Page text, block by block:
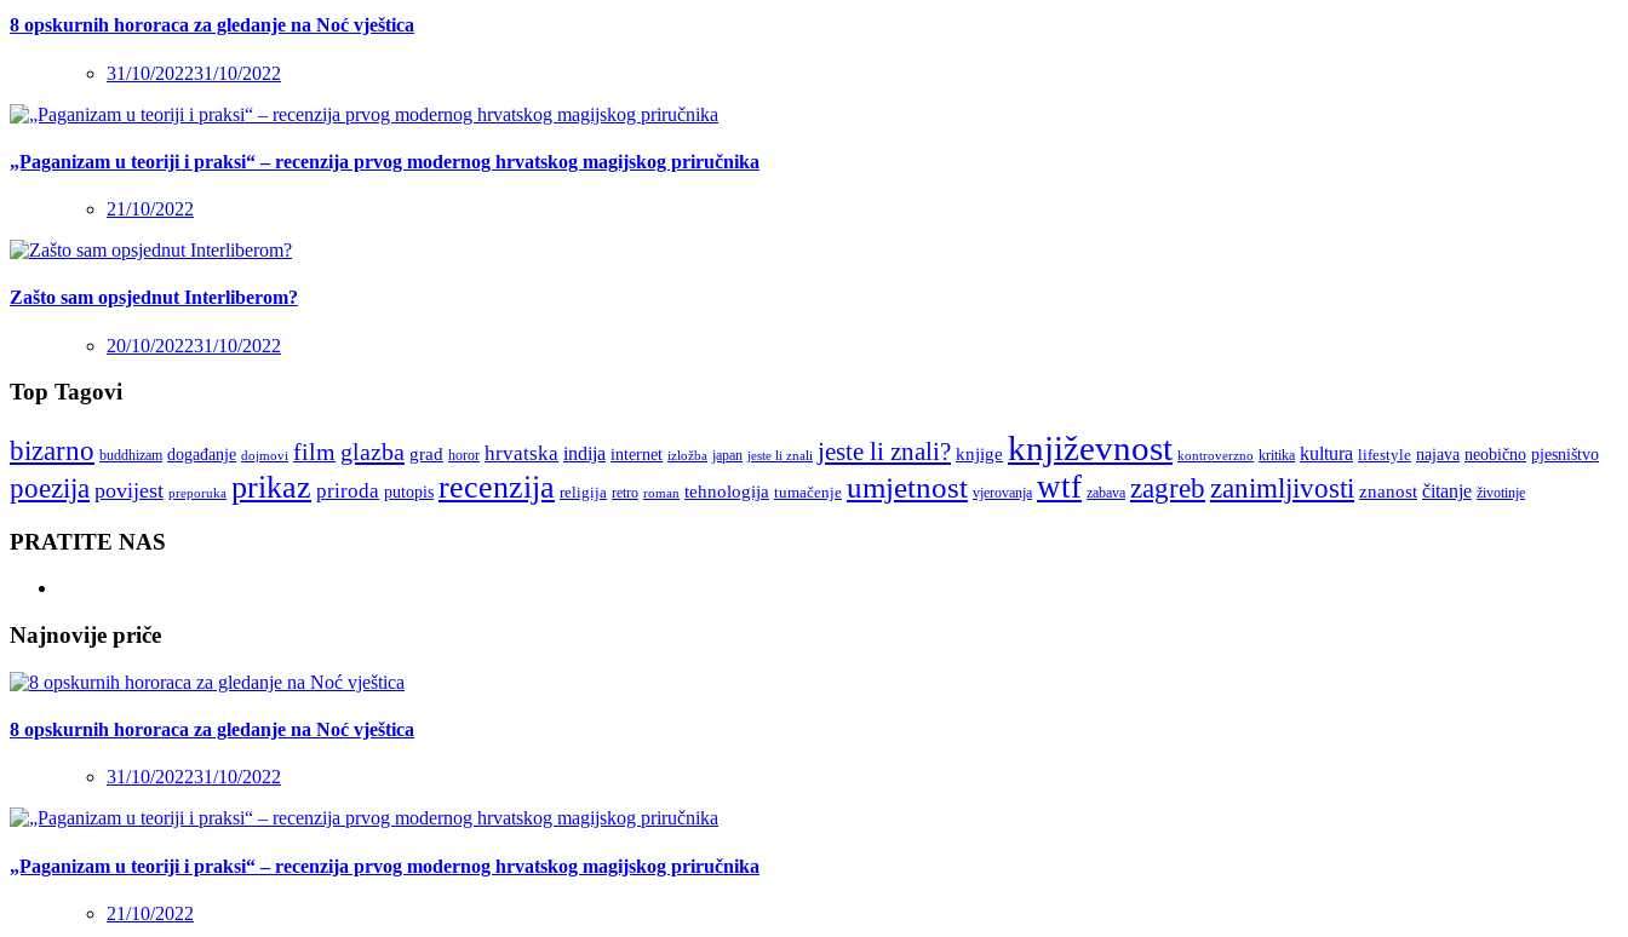
8 opskurnih hororaca za gledanje na Noć vještica
31/10/202231/10/2022
„Paganizam u teoriji i praksi“ – recenzija prvog modernog hrvatskog magijskog priručnika
21/10/2022
Zašto sam opsjednut Interliberom?
20/10/202231/10/2022
Top Tagovi
bizarno buddhizam događanje dojmovi film glazba grad horor hrvatska indija internet izložba japan jeste li znali jeste li znali? knjige književnost kontroverzno kritika kultura lifestyle najava neobično pjesništvo
poezija povijest preporuka prikaz priroda putopis recenzija religija retro roman tehnologija tumačenje umjetnost vjerovanja wtf zabava zagreb zanimljivosti znanost čitanje životinje
PRATITE NAS
Najnovije priče
8 opskurnih hororaca za gledanje na Noć vještica
31/10/202231/10/2022
„Paganizam u teoriji i praksi“ – recenzija prvog modernog hrvatskog magijskog priručnika
21/10/2022